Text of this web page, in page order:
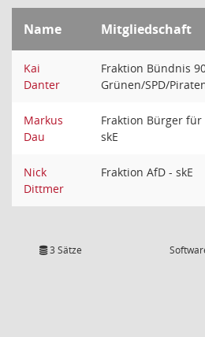
Name Mitgliedschaft
Kai
Danter
Fraktion Bündnis
Grünen/SPD/
Markus
Dau
Fraktion Bürger
skE
Nick
Dittmer
Fraktion AfD - skE
3 Sätze